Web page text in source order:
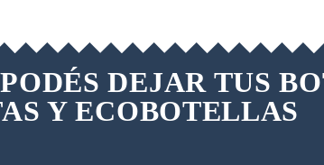
DEJAR TUS
Y ECOBOTELLAS